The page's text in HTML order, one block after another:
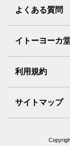
よくある質問
イトーヨーカ
利用規約
サイトマップ